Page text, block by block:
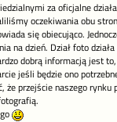
za oficjalne
oczekiwania obu
się obiecująco.
na dzień. Dział foto
dobrą informacją jest
jeśli będzie ono
przejście naszego